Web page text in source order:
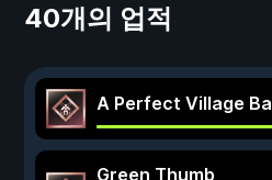
40개의 업적
A Perfect Village
Green Thumb